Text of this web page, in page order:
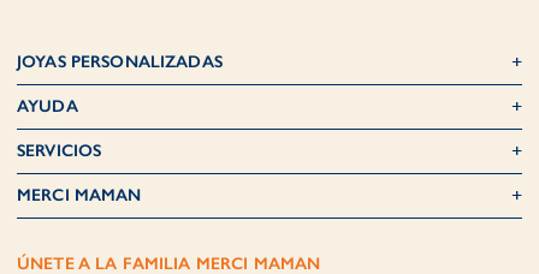
JOYAS PERSONALIZADAS
AYUDA
SERVICIOS
MERCI MAMAN
ÚNETE A LA FAMILIA MERCI MAMAN